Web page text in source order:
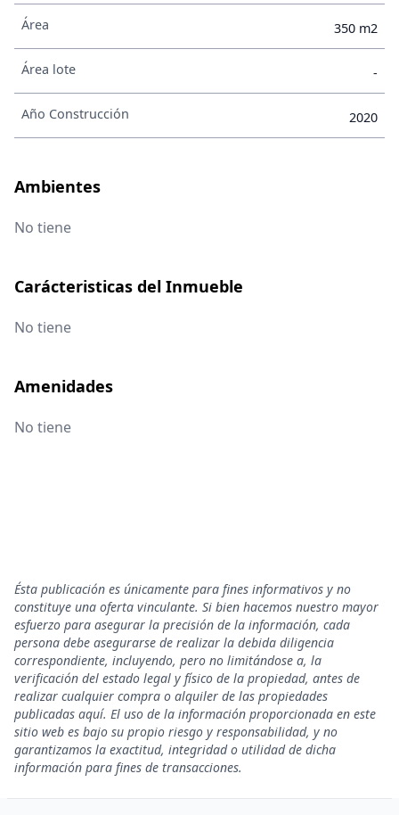
Área 350 m2
Área lote -
Año Construcción 2020
Ambientes
No tiene
Carácteristicas del Inmueble
No tiene
Amenidades
No tiene
Ésta publicación es únicamente para fines informativos y no
constituye una oferta vinculante. Si bien hacemos nuestro mayor
esfuerzo para asegurar la precisión de la información, cada
persona debe asegurarse de realizar la debida diligencia
correspondiente, incluyendo, pero no limitándose a, la
verificación del estado legal y físico de la propiedad, antes de
realizar cualquier compra o alquiler de las propiedades
publicadas aquí. El uso de la información proporcionada en este
sitio web es bajo su propio riesgo y responsabilidad, y no
garantizamos la exactitud, integridad o utilidad de dicha
información para fines de transacciones.